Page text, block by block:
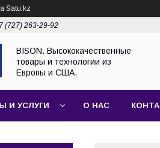
Satu.kz
(727) 263-29-92
BISON. Высококачественные
товары и технологии из
Европы и США.
И УСЛУГИ О НАС